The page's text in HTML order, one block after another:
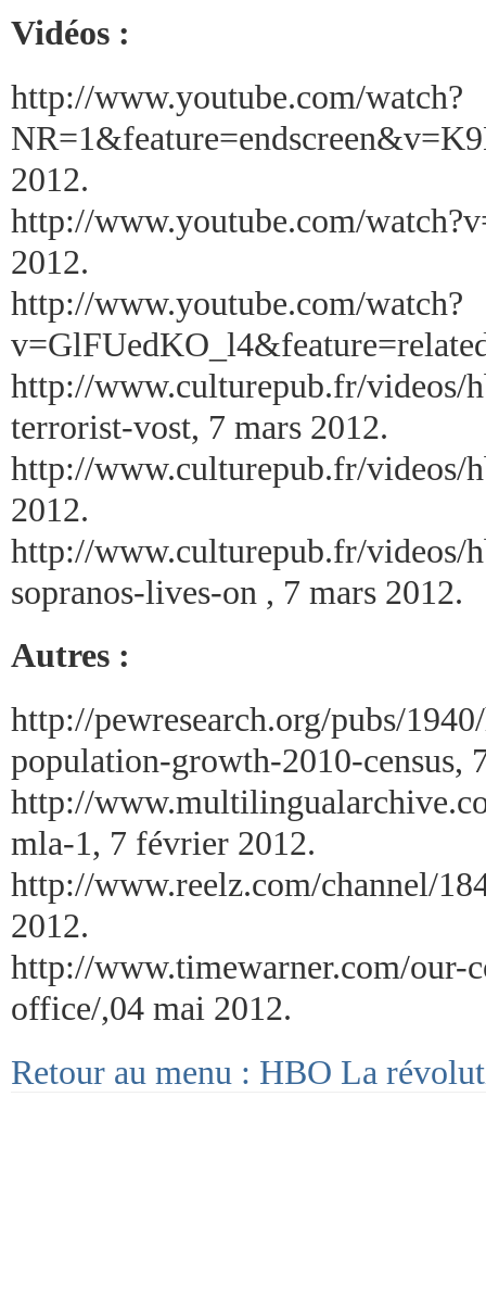
Vidéos :
http://www.youtube.com/watch?
2012.
http://www.youtube.com/
2012.
http://www.youtube.com/watch?
http://www.culturepub.fr/videos/
terrorist-vost, 7 mars 2012.
http://www.culturepub.fr/
2012.
http://www.culturepub.fr/videos/
sopranos-lives-on , 7 mars 2012.
Autres :
http://pewresearch.org/pubs/
population-growth-2010-census,
http://
mla-1, 7 février 2012.
http://www.reelz.com/channel/
2012.
http://www.timewarner.com/our-
office/,04 mai 2012.
Retour au menu : HBO La